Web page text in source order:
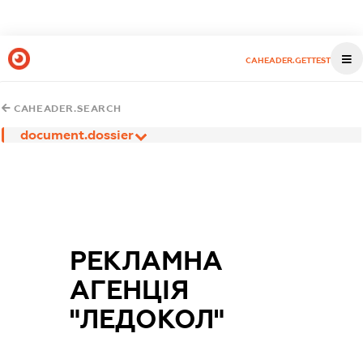
CAHEADER.GETTEST
CAHEADER.SEARCH
document.dossier
РЕКЛАМНА
АГЕНЦІЯ
"ЛЕДОКОЛ"